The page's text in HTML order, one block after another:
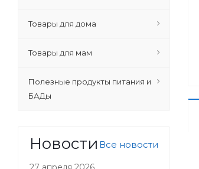
Товары для дома
Товары для мам
Полезные продукты питания и
БАДы
Новости Все новости